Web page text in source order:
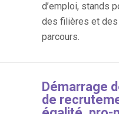
d’emploi, stands
des filières et
parcours.
Démarrage
de